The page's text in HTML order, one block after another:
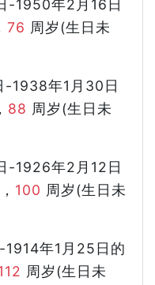
-1950年2月16日
76 周岁(生日未
-1938年1月30日
88 周岁(生日未
-1926年2月12日
100 周岁(生日未
年1月25日的
周岁(生日未